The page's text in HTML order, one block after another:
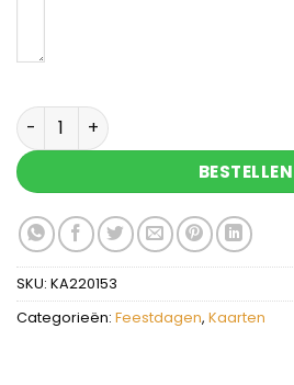
Wil je mijn Valentijn zijn aantal
BESTELLEN
SKU: KA220153
Categorieën: Feestdagen, Kaarten